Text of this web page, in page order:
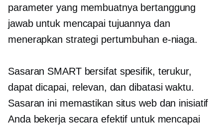
parameter yang membuatnya bertanggung
jawab untuk mencapai tujuannya dan
menerapkan strategi pertumbuhan e-niaga.
Sasaran SMART bersifat spesifik, terukur,
dapat dicapai, relevan, dandibatasi waktu.
Sasaran ini memastikan situs web dan inisiatif
Anda bekerja secara efektif untuk mencapai